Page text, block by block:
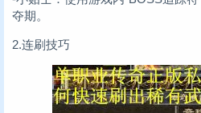
夺期。
2.连刷技巧